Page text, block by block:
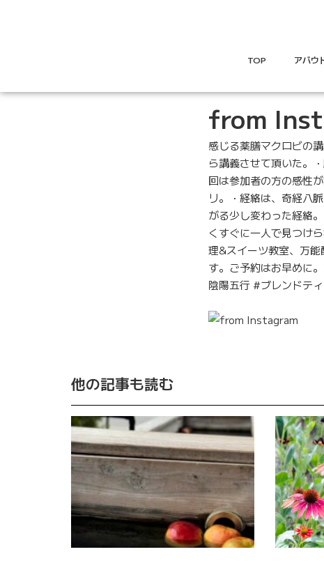
TOP アバウ
from
感じる薬膳マクロビの
ら講義させて頂いた。
回は参加者の方の感性
リ。・経絡は、奇経八
がる少し変わった経絡
くすぐに一人で見つけ
理&スイーツ教室、万
す。ご予約はお早め
陰陽五行 #ブレンドテ
他の記事も読む